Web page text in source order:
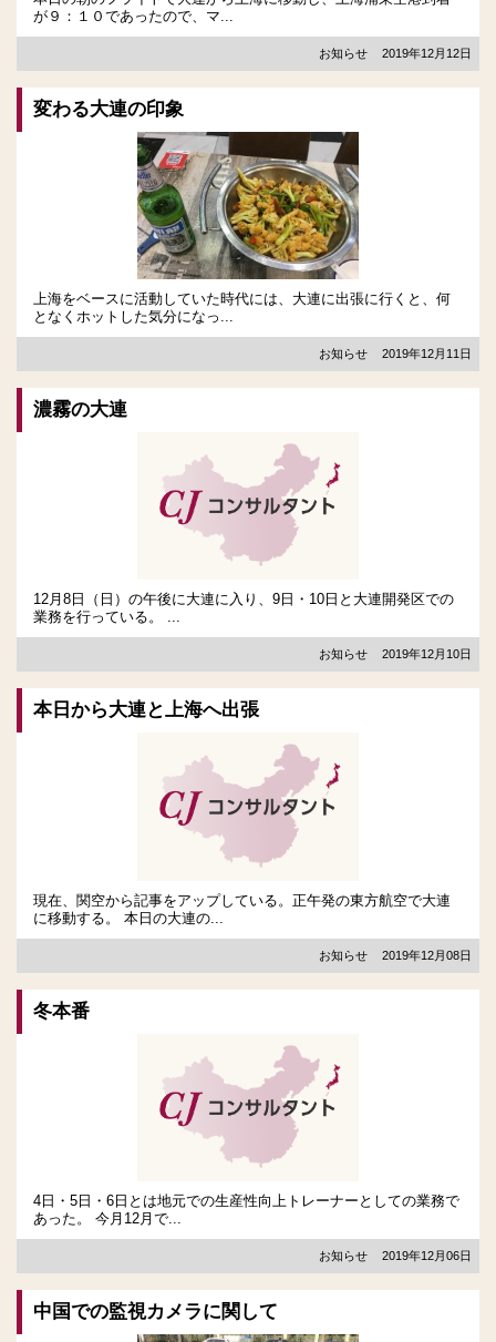
が９：１０であったので、マ...
お知らせ 2019年12月12日
変わる大連の印象
上海をベースに活動していた時代には、大連に出張に行くと、何
となくホットした気分になっ...
お知らせ 2019年12月11日
濃霧の大連
12月8日（日）の午後に大連に入り、9日・10日と大連開発区での
業務を行っている。 ...
お知らせ 2019年12月10日
本日から大連と上海へ出張
現在、関空から記事をアップしている。正午発の東方航空で大連
に移動する。 本日の大連の...
お知らせ 2019年12月08日
冬本番
4日・5日・6日とは地元での生産性向上トレーナーとしての業務で
あった。 今月12月で...
お知らせ 2019年12月06日
中国での監視カメラに関して